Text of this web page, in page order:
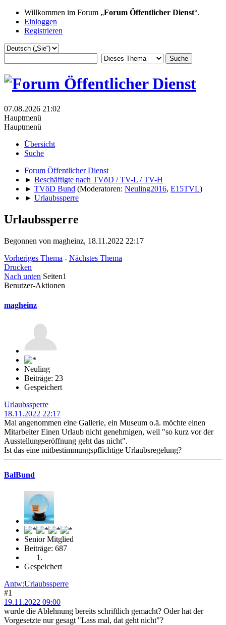
Willkommen im Forum „Forum Öffentlicher Dienst“.
Einloggen
Registrieren
07.08.2026 21:02
Hauptmenü
Hauptmenü
Übersicht
Suche
Forum Öffentlicher Dienst
► Beschäftigte nach TVöD / TV-L / TV-H
► TVöD Bund (Moderatoren: Neuling2016, E15TVL)
► Urlaubssperre
Urlaubssperre
Begonnen von magheinz, 18.11.2022 22:17
Vorheriges Thema - Nächstes Thema
Drucken
Nach unten Seiten1
Benutzer-Aktionen
magheinz
Neuling
Beiträge: 23
Gespeichert
Urlaubssperre
18.11.2022 22:17
Mal angenommen eine Gallerie, ein Museum o.ä. möchte einen
Mitarbeiter Einen Urlaub nicht genehmigen, weil "so kurz vor der
Ausstellungseröffnung geht das nicht".
Ist das eine mitbestimmungspflichtige Urlaubsregelung?
BalBund
Senior Mitglied
Beiträge: 687
Gespeichert
Antw:Urlaubssperre
#1
19.11.2022 09:00
wurde die Ablehnung bereits schriftlich gemacht? Oder hat der
Vorgesetzte nur gesagt "Lass mal, dat geht nicht"?